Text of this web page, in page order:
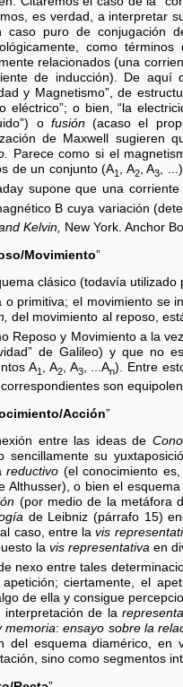
es verdad, a interpretar
caso puro de conjugación
como
relacionados (una
de inducción). De aquí
y Magnetismo”, de
eléctrico”; o bien, “la
o fusión(acaso el
de Maxwell sugieren
Parece como si el
de un conjunto (A1 , A2, A3,
supone que una corriente
B cuya variación
Kelvin, New York. Anchor
Movimiento”
clásico (todavía
o primitiva; el movimiento se
del movimiento al reposo,
Reposo y Movimiento a la vez
de Galileo) y que no
A1 , A2, A3, ...An). Entre
son
Acción”
entre las ideas de
sencillamente su
reductivo (el conocimiento
Althusser), o bien el
(por medio de la metáfora
de Leibniz (párrafo 15)
caso, entre lavis
la vis representativa en
nexo entre tales
apetición; ciertamente, el
de ella y consigue
interpretación de la
memoria:ensayo sobre la
del esquema diamérico, en
sino como segmentos